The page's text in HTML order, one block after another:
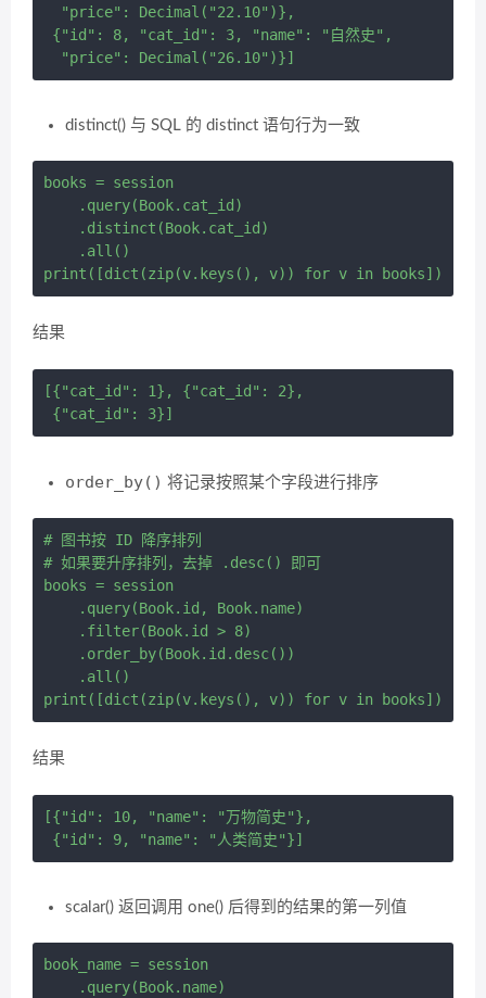
  "price": Decimal("22.10")},
{"id": 8, "cat_id": 3, "name": "自然史",
distinct() 与 SQL 的 distinct 语句行为一致
books = session
    .query(Book.cat_id)
    .distinct(Book.cat_id)
    .all()
结果
[{"cat_id": 1}, {"cat_id": 2},
order_by() 将记录按照某个字段进行排序
# 图书按 ID 降序排列
# 如果要升序排列，去掉 .desc() 即可
books = session
    .query(Book.id, Book.name)
    .filter(Book.id > 8)
    .order_by(Book.id.desc())
    .all()
结果
[{"id": 10, "name": "万物简史"},
scalar() 返回调用 one() 后得到的结果的第一列值
book_name = session
    .query(Book.name)